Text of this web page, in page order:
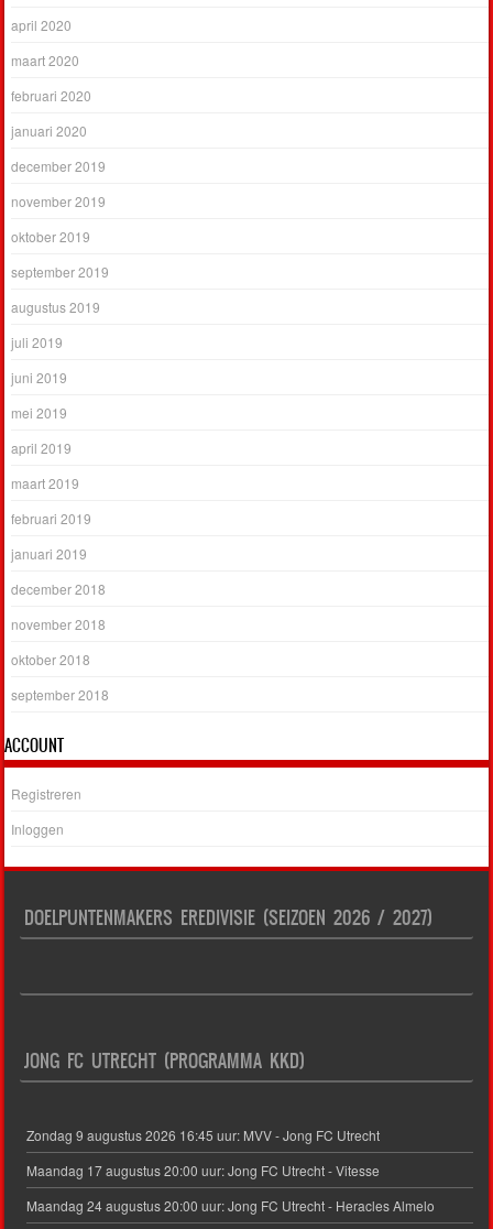
april 2020
maart 2020
februari 2020
januari 2020
december 2019
november 2019
oktober 2019
september 2019
augustus 2019
juli 2019
juni 2019
mei 2019
april 2019
maart 2019
februari 2019
januari 2019
december 2018
november 2018
oktober 2018
september 2018
ACCOUNT
Registreren
Inloggen
DOELPUNTENMAKERS EREDIVISIE (SEIZOEN 2026 / 2027)
JONG FC UTRECHT (PROGRAMMA KKD)
Zondag 9 augustus 2026 16:45 uur: MVV - Jong FC Utrecht
Maandag 17 augustus 20:00 uur: Jong FC Utrecht - Vitesse
Maandag 24 augustus 20:00 uur: Jong FC Utrecht - Heracles Almelo